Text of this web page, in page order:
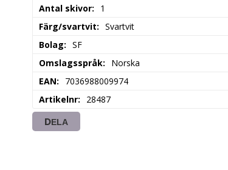
Antal skivor
1
Färg/svartvit
Svartvit
Bolag
SF
Omslagsspråk
Norska
EAN
7036988009974
Artikelnr
28487
DELA